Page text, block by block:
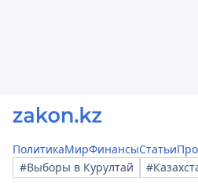
ПолитикаМирФинансыСтатьи
#Выборы в Курултай